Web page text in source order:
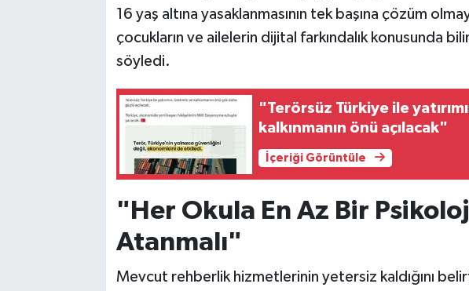
16 yaş altına yasaklanmasının tek başına çözüm
çocukların ve ailelerin dijital farkındalık konusunda
söyledi.
"Terörsüz Türkiye ile
kalkınmanın önü açılacak"
İçeriği Görüntüle
"Her Okula En Az Bir
Atanmalı"
Mevcut rehberlik hizmetlerinin yetersiz kaldığını